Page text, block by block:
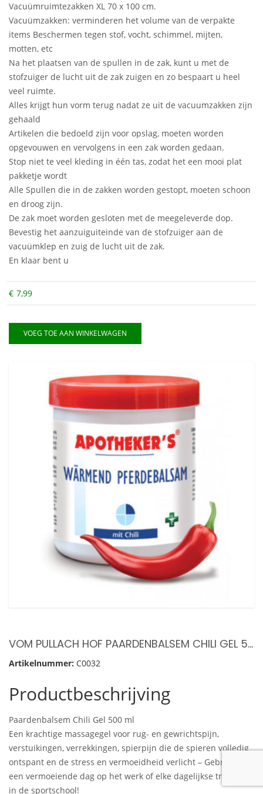
Vacuümruimtezakken XL 70 x 100 cm.
Vacuümzakken: verminderen het volume van de verpakte
items Beschermen tegen stof, vocht, schimmel, mijten,
motten, etc
Na het plaatsen van de spullen in de zak, kunt u met de
stofzuiger de lucht uit de zak zuigen en zo bespaart u heel
veel ruimte.
Alles krijgt hun vorm terug nadat ze uit de vacuumzakken zijn
gehaald
Artikelen die bedoeld zijn voor opslag, moeten worden
opgevouwen en vervolgens in een zak worden gedaan.
Stop niet te veel kleding in één tas, zodat het een mooi plat
pakketje wordt
Alle Spullen die in de zakken worden gestopt, moeten schoon
en droog zijn.
De zak moet worden gesloten met de meegeleverde dop.
Bevestig het aanzuiguiteinde van de stofzuiger aan de
vacuümklep en zuig de lucht uit de zak.
En klaar bent u
€ 7,99
VOEG TOE AAN WINKELWAGEN
VOM PULLACH HOF PAARDENBALSEM CHILI GEL 500 ML – VERWARMENDE EN ONTSPANNENDE BALSEM
Artikelnummer: C0032
Productbeschrijving
Paardenbalsem Chili Gel 500 ml
Een krachtige massagegel voor rug- en gewrichtspijn,
verstuikingen, verrekkingen, spierpijn die de spieren volledig
ontspant en de stress en vermoeidheid verlicht – Gebruik na
een vermoeiende dag op het werk of elke dagelijkse training
in de sportschool!